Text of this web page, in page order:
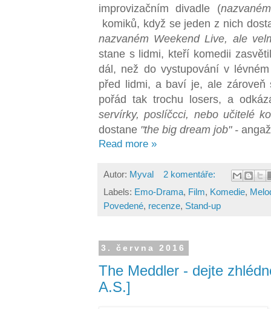
improvizačním divadle (
komiků, když se jeden z nich
nazvaném Weekend Live, ale
stane s lidmi, kteří komedii
dál, než do vystupování v
před lidmi, a baví je, ale
pořád tak trochu losers, a
servírky, poslíčcci, nebo učitelé
dostane "the big dream job" -
Read more »
Autor: Myval
2 komentáře:
Labels: Emo-Drama, Film, Komedie,
Povedené, recenze, Stand-up
3. června 2016
The Meddler - dejte
A.S.]